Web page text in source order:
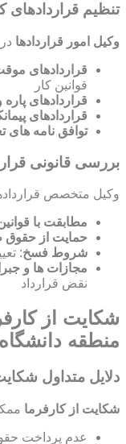
تنظیم قراردادهای
وکیل امور قراردادها
قراردادهای
قوانین کار
قراردادهای
قراردادهای
توافق نامه های
بررسی قانونی
وکیل متخصص
مطابقت با
حمایت از حقوق
شروط فسخ:
مجازات ها و
نقض قرارداد
شکایت از
منطقه
دلایل متداول
شکایت از کارفرما
عدم پرداخت